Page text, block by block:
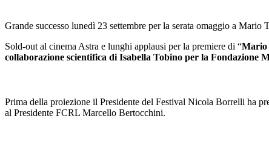
Grande successo lunedì 23 settembre per la serata omaggio a Mario
Sold-out al cinema Astra e lunghi applausi per la premiere di “Mario
collaborazione scientifica di Isabella Tobino per la Fondazione
Prima della proiezione il Presidente del Festival Nicola Borrelli ha
al Presidente FCRL Marcello Bertocchini.